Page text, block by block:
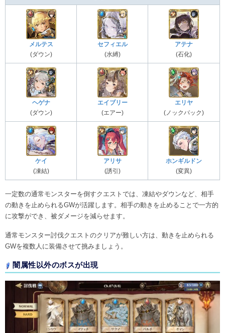
メルテス
(ダウン)
セフィエル
(水縛)
アテナ
(石化)
ヘゲナ
(ダウン)
エイブリー
(エアー)
エリヤ
(ノックバック)
ケイ
(凍結)
アリサ
(誘引)
ホンギルドン
(変異)
一定数の通常モンスターを倒すクエストでは、凍結やダウンなど、相手
の動きを止められるGWが活躍します。相手の動きを止めることで一方的
に攻撃ができ、被ダメージを減らせます。
通常モンスター討伐クエストのクリアが難しい方は、動きを止められる
GWを複数人に装備させて挑みましょう。
闇属性以外のボスが出現